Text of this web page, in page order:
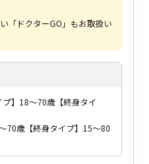
「ドクターGO」もお取扱い
】18～70歳【終身タイ
70歳【終身タイプ】15～80